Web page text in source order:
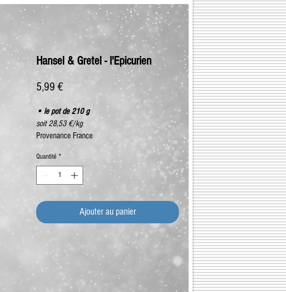
Hansel & Gretel - l'Epicurien
5,99 €Prix
• le pot de 210 g
soit 28,53 €/kg
Provenance France
Quantité *
Ajouter au panier